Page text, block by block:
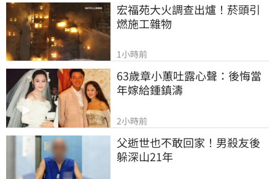
宏福苑大火調查出爐！菸頭引
燃施工雜物
1小時前
63歲章小蕙吐露心聲：後悔當
年嫁給鍾鎮濤
2小時前
父逝世也不敢回家！男殺友後
躲深山21年